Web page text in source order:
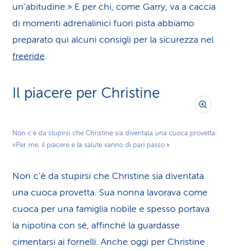
un’abitudine.» E per chi, come Garry, va a caccia
di momenti adrenalinici fuori pista abbiamo
preparato qui alcuni consigli per la sicurezza nel
freeride.
Il piacere per Christine
Non c’è da stupirsi che Christine sia diventata una cuoca provetta:
«Per me, il piacere e la salute vanno di pari passo.»
Non c’è da stupirsi che Christine sia diventata
una cuoca provetta. Sua nonna lavorava come
cuoca per una famiglia nobile e spesso portava
la nipotina con sé, affinché la guardasse
cimentarsi ai fornelli. Anche oggi per Christine